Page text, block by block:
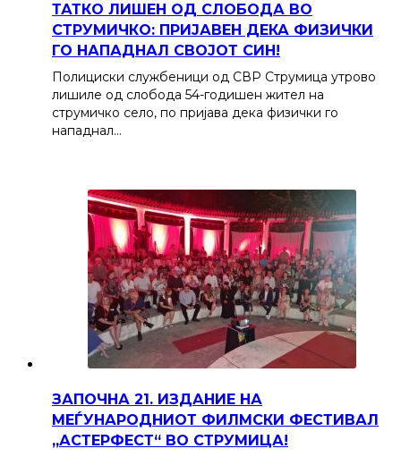
ТАТКО ЛИШЕН ОД СЛОБОДА ВО
СТРУМИЧКО: ПРИЈАВЕН ДЕКА ФИЗИЧКИ
ГО НАПАДНАЛ СВОЈОТ СИН!
Полициски службеници од СВР Струмица утрово
лишиле од слобода 54-годишен жител на
струмичко село, по пријава дека физички го
нападнал…
ЗАПОЧНА 21. ИЗДАНИЕ НА
МЕЃУНАРОДНИОТ ФИЛМСКИ ФЕСТИВАЛ
„АСТЕРФЕСТ“ ВО СТРУМИЦА!